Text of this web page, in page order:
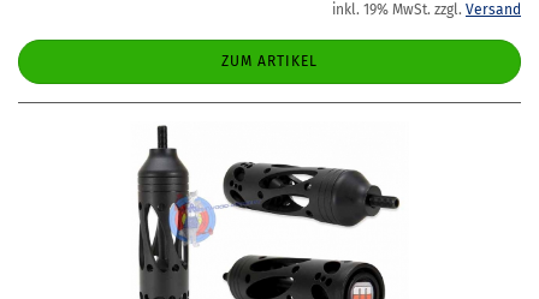
inkl. 19% MwSt. zzgl. Versand
ZUM ARTIKEL